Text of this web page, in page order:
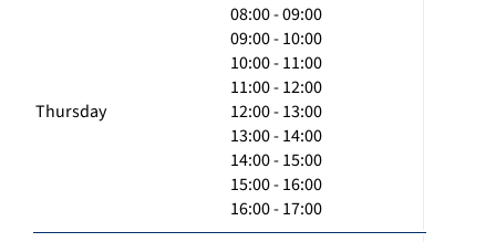
Thursday
08:00 - 09:00
09:00 - 10:00
10:00 - 11:00
11:00 - 12:00
12:00 - 13:00
13:00 - 14:00
14:00 - 15:00
15:00 - 16:00
16:00 - 17:00